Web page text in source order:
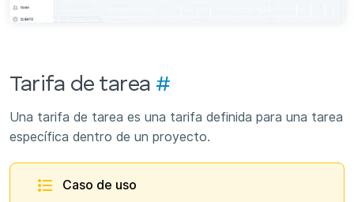
Tarifa de tarea #
Una tarifa de tarea es una tarifa definida para una tarea
específica dentro de un proyecto.
Caso de uso